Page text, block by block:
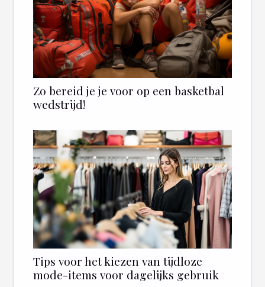
Zo bereid je je voor op een basketbal
wedstrijd!
Tips voor het kiezen van tijdloze
mode-items voor dagelijks gebruik